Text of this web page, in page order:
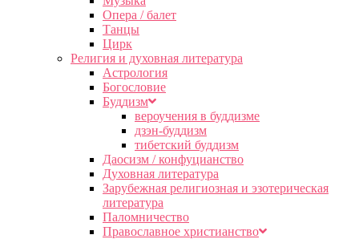
Опера / балет
Танцы
Цирк
Религия и духовная литература
Астрология
Богословие
Буддизм
вероучения в буддизме
дзэн-буддизм
тибетский буддизм
Даосизм / конфуцианство
Духовная литература
Зарубежная религиозная и эзотерическая
литература
Паломничество
Православное христианство